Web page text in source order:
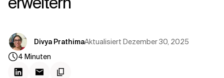
Divya PrathimaAktualisiert Dezember 30, 2025
4 Minuten